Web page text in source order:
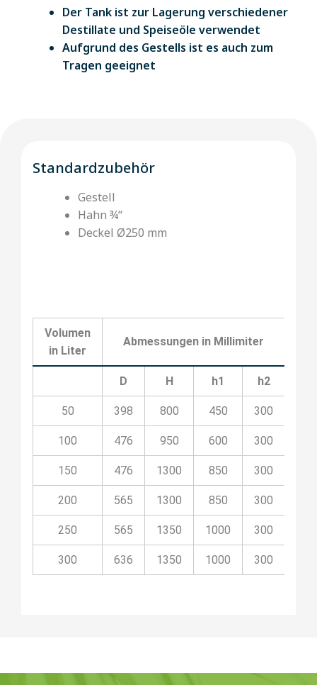
Der Tank ist zur Lagerung verschiedener
Destillate und Speiseöle verwendet
Aufgrund des Gestells ist es auch zum
Tragen geeignet
Standardzubehör
Gestell
Hahn ¾“
Deckel Ø250 mm
Volumen
in Liter
Abmessungen in Millimiter
D H h1 h2
50 398 800 450 300
100 476 950 600 300
150 476 1300 850 300
200 565 1300 850 300
250 565 1350 1000 300
300 636 1350 1000 300